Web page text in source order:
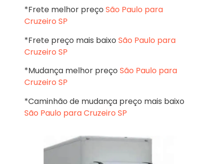
*Frete melhor preço São Paulo para
Cruzeiro SP
*Frete preço mais baixo São Paulo para
Cruzeiro SP
*Mudança melhor preço São Paulo para
Cruzeiro SP
*Caminhão de mudança preço mais baixo
São Paulo para Cruzeiro SP